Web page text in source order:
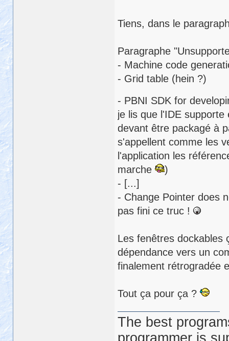
Tiens, dans le
Paragraphe
- Machine code
- Grid table (hein ?)
- PBNI SDK for
je lis que l'IDE
devant être packagé à
s'appellent comme les
l'application les
marche
)
- [...]
- Change Pointer does
pas fini ce truc !
Les fenêtres dockables
dépendance vers un
finalement rétrogradée
Tout ça pour ça ?
The best
programmer is